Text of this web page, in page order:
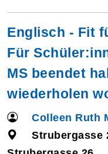
Englisch - Fit
Für
MS beendet
wiederholen
Colleen Ruth
Strubergasse